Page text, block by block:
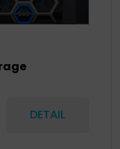
DETAIL